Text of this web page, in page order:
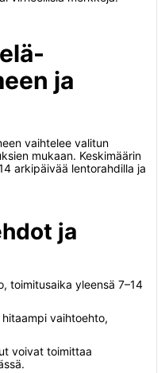
ja
vaihtelee valitun
mukaan. Keskimäärin
arkipäivää lentorahdilla ja
ja
toimitusaika yleensä 7–14
vaihtoehto,
voivat toimittaa